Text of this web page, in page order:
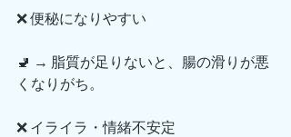
❌ 便秘になりやすい
🚽 → 脂質が足りないと、腸の滑りが悪
くなりがち。
❌ イライラ・情緒不安定